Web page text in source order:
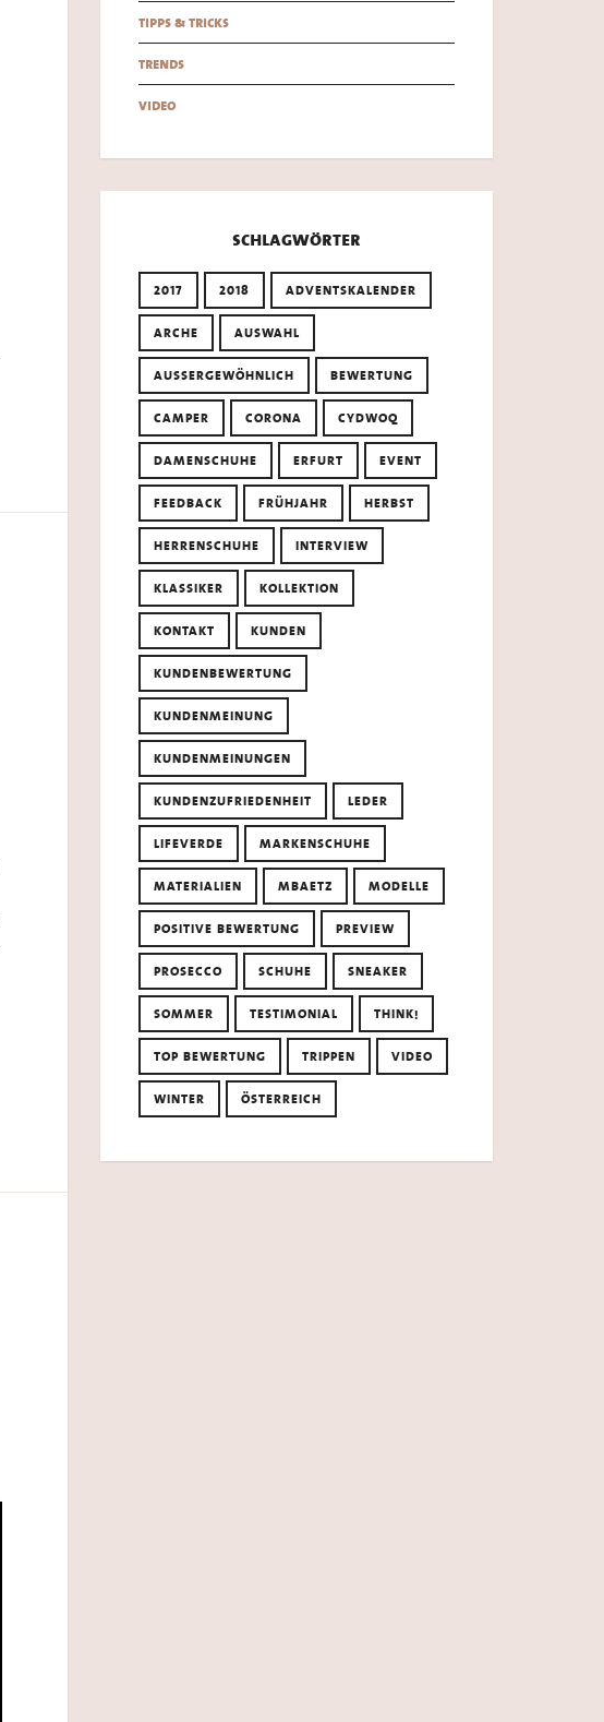
tipps & tricks
trends
video
schlagwörter
2017 2018 ADVENTSKALENDER
ARCHE AUSWAHL
AUSSERGEWÖHNLICH BEWERTUNG
CAMPER CORONA CYDWOQ
DAMENSCHUHE ERFURT EVENT
FEEDBACK FRÜHJAHR HERBST
HERRENSCHUHE INTERVIEW
KLASSIKER KOLLEKTION
KONTAKT KUNDEN
KUNDENBEWERTUNG
KUNDENMEINUNG
KUNDENMEINUNGEN
KUNDENZUFRIEDENHEIT LEDER
LIFEVERDE MARKENSCHUHE
MATERIALIEN MBAETZ MODELLE
POSITIVE BEWERTUNG PREVIEW
PROSECCO SCHUHE SNEAKER
SOMMER TESTIMONIAL THINK!
TOP BEWERTUNG TRIPPEN VIDEO
WINTER ÖSTERREICH